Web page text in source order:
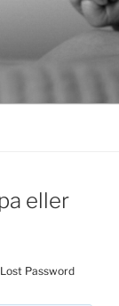
eller
Lost Password